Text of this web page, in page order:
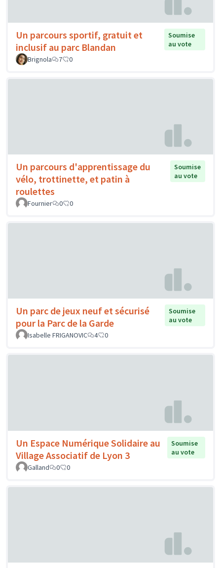
Un parcours sportif, gratuit et
inclusif au parc Blandan
Soumise
au vote
Brignola
7 0
Un parcours d'apprentissage du
vélo, trottinette, et patin à
roulettes
Soumise
au vote
Fournier 0 0
Un parc de jeux neuf et sécurisé
pour la Parc de la Garde
Soumise
au vote
Isabelle FRIGANOVIC
4 0
Un Espace Numérique Solidaire au
Village Associatif de Lyon 3
Soumise
au vote
Galland
0 0